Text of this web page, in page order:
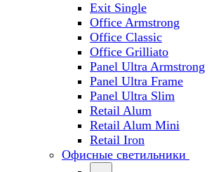
Exit Single
Office Armstrong
Office Classic
Office Grilliato
Panel Ultra Armstrong
Panel Ultra Frame
Panel Ultra Slim
Retail Alum
Retail Alum Mini
Retail Iron
Офисные светильники